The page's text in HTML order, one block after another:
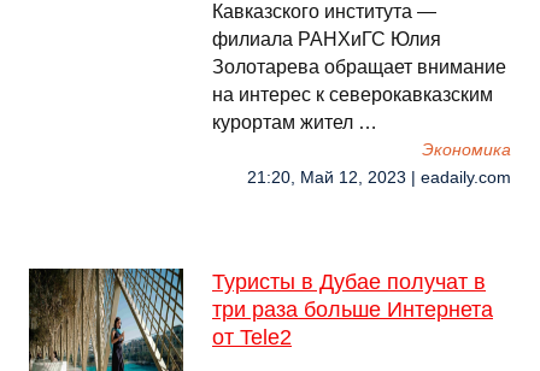
Кавказского института —
филиала РАНХиГС Юлия
Золотарева обращает внимание
на интерес к северокавказским
курортам жител …
Экономика
21:20, Май 12, 2023 | eadaily.com
Туристы в Дубае получат в
три раза больше Интернета
от Tele2